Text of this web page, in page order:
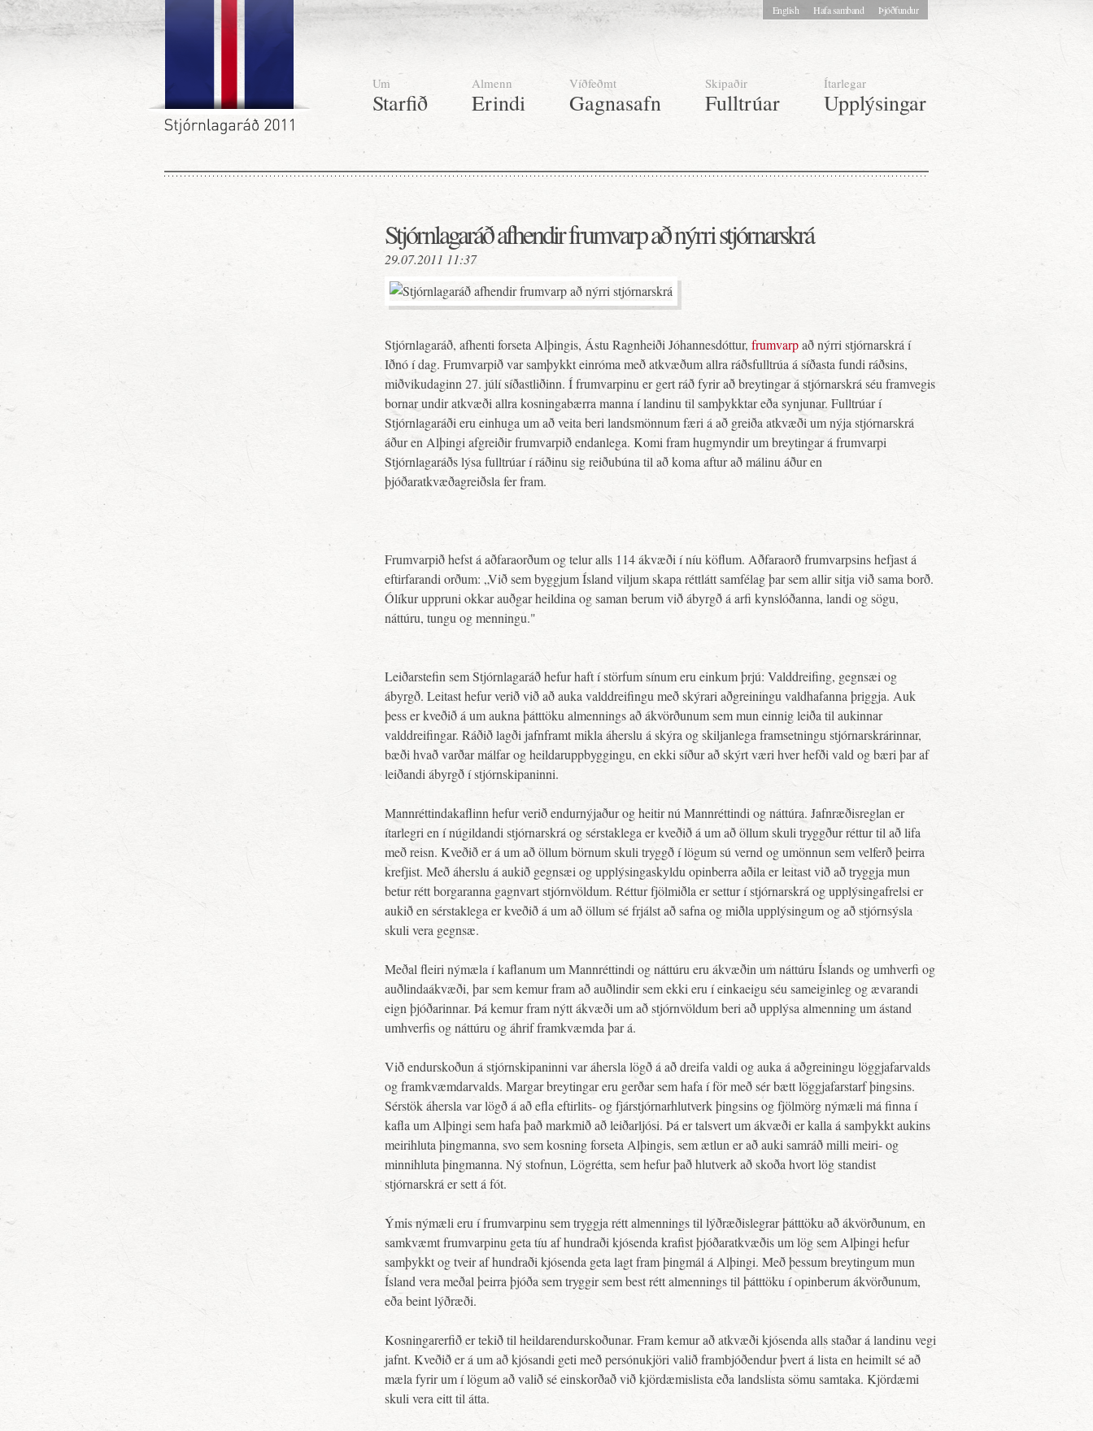
Um
Starfið
Almenn
Erindi
Víðfeðmt
Gagnasafn
Skipaðir
Fulltrúar
Ítarlegar
Upplýsingar
English Hafa samband Þjóðfundur
Stjórnlagaráð afhendir frumvarp að nýrri stjórnarskrá
29.07.2011 11:37
Stjórnlagaráð, afhenti forseta Alþingis, Ástu Ragnheiði Jóhannesdóttur, frumvarpað nýrri stjórnarskrá í
Iðnó í dag. Frumvarpið var samþykkt einróma með atkvæðum allra ráðsfulltrúa á síðasta fundi ráðsins,
miðvikudaginn 27. júlí síðastliðinn. Í frumvarpinu er gert ráð fyrir að breytingar á stjórnarskrá séu framvegis
bornar undir atkvæði allra kosningabærra manna í landinu til samþykktar eða synjunar. Fulltrúar í
Stjórnlagaráði eru einhuga um að veita beri landsmönnum færi á að greiða atkvæði um nýja stjórnarskrá
áður en Alþingi afgreiðir frumvarpið endanlega. Komi fram hugmyndir um breytingar á frumvarpi
Stjórnlagaráðs lýsa fulltrúar í ráðinu sig reiðubúna til að koma aftur að málinu áður en
þjóðaratkvæðagreiðsla fer fram.
Frumvarpið hefst á aðfaraorðum og telur alls 114 ákvæði í níu köflum. Aðfaraorð frumvarpsins hefjast á
eftirfarandi orðum: „Við sem byggjum Ísland viljum skapa réttlátt samfélag þar sem allir sitja við sama borð.
Ólíkur uppruni okkar auðgar heildina og saman berum við ábyrgð á arfi kynslóðanna, landi og sögu,
náttúru, tungu og menningu."
Leiðarstefin sem Stjórnlagaráð hefur haft í störfum sínum eru einkum þrjú: Valddreifing, gegnsæi og
ábyrgð. Leitast hefur verið við að auka valddreifingu með skýrari aðgreiningu valdhafanna þriggja. Auk
þess er kveðið á um aukna þátttöku almennings að ákvörðunum sem mun einnig leiða til aukinnar
valddreifingar. Ráðið lagði jafnframt mikla áherslu á skýra og skiljanlega framsetningu stjórnarskrárinnar,
bæði hvað varðar málfar og heildaruppbyggingu, en ekki síður að skýrt væri hver hefði vald og bæri þar af
leiðandi ábyrgð í stjórnskipaninni.
Mannréttindakaflinn hefur verið endurnýjaður og heitir nú Mannréttindi og náttúra. Jafnræðisreglan er
ítarlegri en í núgildandi stjórnarskrá og sérstaklega er kveðið á um að öllum skuli tryggður réttur til að lifa
með reisn. Kveðið er á um að öllum börnum skuli tryggð í lögum sú vernd og umönnun sem velferð þeirra
krefjist. Með áherslu á aukið gegnsæi og upplýsingaskyldu opinberra aðila er leitast við að tryggja mun
betur rétt borgaranna gagnvart stjórnvöldum. Réttur fjölmiðla er settur í stjórnarskrá og upplýsingafrelsi er
aukið en sérstaklega er kveðið á um að öllum sé frjálst að safna og miðla upplýsingum og að stjórnsýsla
skuli vera gegnsæ.
Meðal fleiri nýmæla í kaflanum um Mannréttindi og náttúru eru ákvæðin um náttúru Íslands og umhverfi og
auðlindaákvæði, þar sem kemur fram að auðlindir sem ekki eru í einkaeigu séu sameiginleg og ævarandi
eign þjóðarinnar. Þá kemur fram nýtt ákvæði um að stjórnvöldum beri að upplýsa almenning um ástand
umhverfis og náttúru og áhrif framkvæmda þar á.
Við endurskoðun á stjórnskipaninni var áhersla lögð á að dreifa valdi og auka á aðgreiningu löggjafarvalds
og framkvæmdarvalds. Margar breytingar eru gerðar sem hafa í för með sér bætt löggjafarstarf þingsins.
Sérstök áhersla var lögð á að efla eftirlits- og fjárstjórnarhlutverk þingsins og fjölmörg nýmæli má finna í
kafla um Alþingi sem hafa það markmið að leiðarljósi. Þá er talsvert um ákvæði er kalla á samþykkt aukins
meirihluta þingmanna, svo sem kosning forseta Alþingis, sem ætlun er að auki samráð milli meiri- og
minnihluta þingmanna. Ný stofnun, Lögrétta, sem hefur það hlutverk að skoða hvort lög standist
stjórnarskrá er sett á fót.
Ýmis nýmæli eru í frumvarpinu sem tryggja rétt almennings til lýðræðislegrar þátttöku að ákvörðunum, en
samkvæmt frumvarpinu geta tíu af hundraði kjósenda krafist þjóðaratkvæðis um lög sem Alþingi hefur
samþykkt og tveir af hundraði kjósenda geta lagt fram þingmál á Alþingi. Með þessum breytingum mun
Ísland vera meðal þeirra þjóða sem tryggir sem best rétt almennings til þátttöku í opinberum ákvörðunum,
eða beint lýðræði.
Kosningarerfið er tekið til heildarendurskoðunar. Fram kemur að atkvæði kjósenda alls staðar á landinu vegi
jafnt. Kveðið er á um að kjósandi geti með persónukjöri valið frambjóðendur þvert á lista en heimilt sé að
mæla fyrir um í lögum að valið sé einskorðað við kjördæmislista eða landslista sömu samtaka. Kjördæmi
skuli vera eitt til átta.